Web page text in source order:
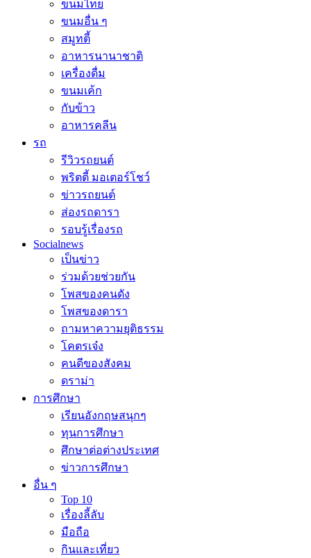
ขนมไทย
ขนมอื่น ๆ
สมูทตี้
อาหารนานาชาติ
เครื่องดื่ม
ขนมเค้ก
กับข้าว
อาหารคลีน
รถ
รีวิวรถยนต์
พริตตี้ มอเตอร์โชว์
ข่าวรถยนต์
ส่องรถดารา
รอบรู้เรื่องรถ
Socialnews
เป็นข่าว
ร่วมด้วยช่วยกัน
โพสของคนดัง
โพสของดารา
ถามหาความยุติธรรม
โคตรเจ๋ง
คนดีของสังคม
ดราม่า
การศึกษา
เรียนอังกฤษสนุกๆ
ทุนการศึกษา
ศึกษาต่อต่างประเทศ
ข่าวการศึกษา
อื่น ๆ
Top 10
เรื่องลี้ลับ
มือถือ
กินและเที่ยว